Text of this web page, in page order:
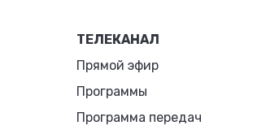
ТЕЛЕКАНАЛ
Прямой эфир
Программы
Программа передач